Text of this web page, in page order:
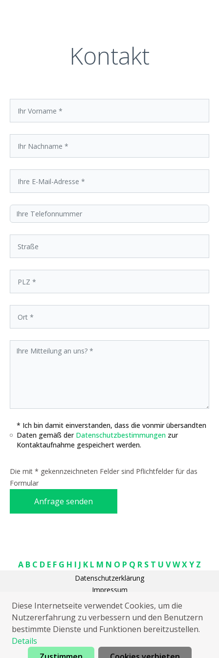
Kontakt
* Ich bin damit einverstanden, dass die vonmir übersandten
Daten gemäß der Datenschutzbestimmungen zur
Kontaktaufnahme gespeichert werden.
Die mit * gekennzeichneten Felder sind Pflichtfelder für das
Formular
Anfrage senden
A B C D E F G H I J K L M N O P Q R S T U VWXY Z
Datenschutzerklärung
Impressum
Schlüsseldienst Achtelsbach
Rohrreinigung Achtelsbach
Elektriker Achtelsbach
Diese Internetseite verwendet Cookies, um die
Nutzererfahrung zu verbessern und den Benutzern
bestimmte Dienste und Funktionen bereitzustellen.
Details